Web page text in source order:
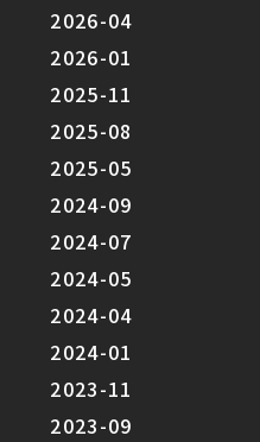
2026-04
2026-01
2025-11
2025-08
2025-05
2024-09
2024-07
2024-05
2024-04
2024-01
2023-11
2023-09